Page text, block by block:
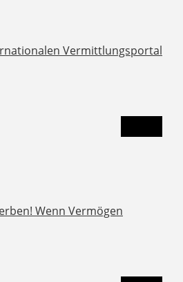
Vermittlungsportal
Wenn Vermögen